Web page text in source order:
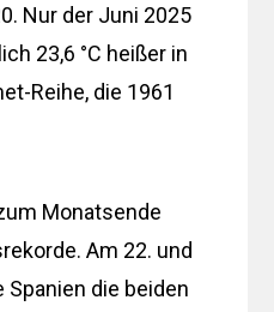
Nur der Juni 2025
23,6 °C heißer in
Reihe, die 1961
Monatsende
Am 22. und
die beiden